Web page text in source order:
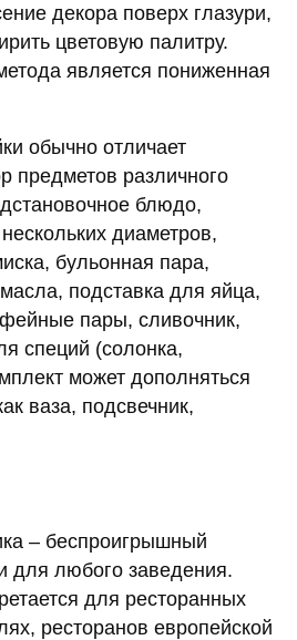
декора поверх глазури,
цветовую палитру.
является пониженная
обычно отличает
предметов различного
блюдо,
диаметров,
бульонная пара,
подставка для яйца,
пары, сливочник,
специй (солонка,
может дополняться
ваза, подсвечник,
– беспроигрышный
для любого заведения.
для ресторанных
ресторанов европейской